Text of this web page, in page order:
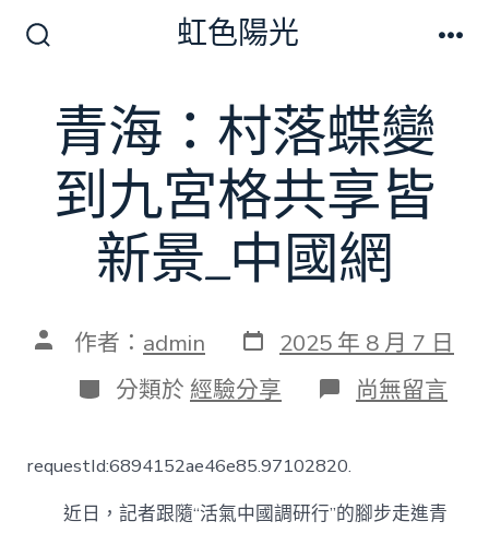
切
換
關
虹色陽光
青海：村落蝶變
到九宮格共享皆
新景_中國網
文 作者： admin 發
表
日
期
2025 年 8 月 7 日
分
類
分類於 經驗分享 在
〈青
蝶
變
尚無留言
requestId:6894152ae46e85.97102820.
近日，記者跟隨“活氣中國調研行”的腳步走進青